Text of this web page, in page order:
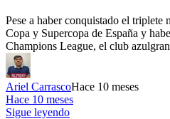
Pese a haber conquistado el triplete
Copa y Supercopa de España y
Champions League, el club
Ariel CarrascoHace 10 meses
Hace 10 meses
Sigue leyendo